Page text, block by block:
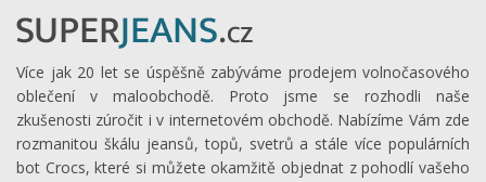
Více jak 20 let se úspěšně zabýváme prodejem volnočasového
oblečení v maloobchodě. Proto jsme se rozhodli naše
zkušenosti zúročit i v internetovém obchodě. Nabízíme Vám zde
rozmanitou škálu jeansů, topů, svetrů a stále více populárních
bot Crocs, které si můžete okamžitě objednat z pohodlí vašeho